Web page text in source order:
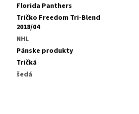
Florida Panthers
Tričko Freedom Tri-Blend
2018/04
NHL
Pánske produkty
Tričká
šedá